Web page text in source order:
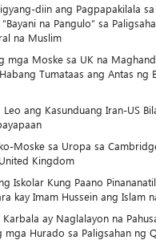
diin ang Pagpapakilala sa
na Pangulo” sa
na Muslim
mga Moske sa UK na
Tumataas ang Antas ng
Leo ang Kasunduang Iran-US
Moske sa Uropa sa
Kingdom
Iskolar Kung Paano
kay Imam Hussein ang Islam
ay Naglalayon na
mga Hurado sa Paligsahan ng